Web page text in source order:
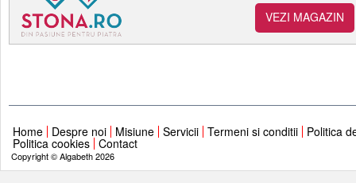
Home Despre noi Misiune Servicii Termeni si conditii Politica
Politica cookies Contact
Copyright © Algabeth 2026